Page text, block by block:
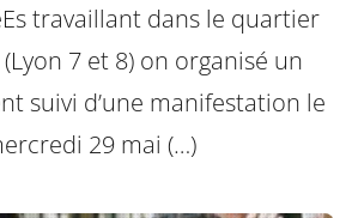
travaillant dans le quartier
7 et 8) on organisé un
suivi d’une manifestation le
29 mai (…)